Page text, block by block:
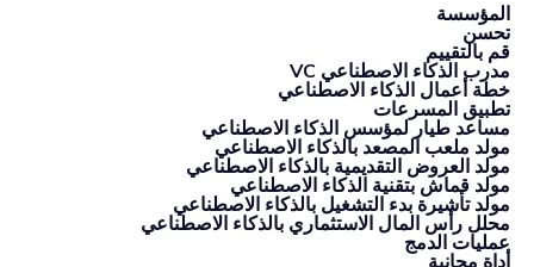
المؤسسة
تحسن
قم بالتقييم
مدرب الذكاء الاصطناعي VC
خطة أعمال الذكاء الاصطناعي
تطبيق المسرعات
مساعد طيار لمؤسس الذكاء الاصطناعي
مولد ملعب المصعد بالذكاء الاصطناعي
مولد العروض التقديمية بالذكاء الاصطناعي
مولد قماش بتقنية الذكاء الاصطناعي
مولد تأشيرة بدء التشغيل بالذكاء الاصطناعي
محلل رأس المال الاستثماري بالذكاء الاصطناعي
عمليات الدمج